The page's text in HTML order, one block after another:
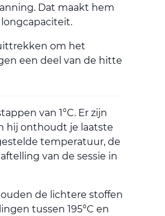
Dat maakt hem
om het
een deel van de hitte
van 1°C. Er zijn
hij onthoudt je laatste
temperatuur, de
van de sessie in
de lichtere stoffen
tussen 195°C en